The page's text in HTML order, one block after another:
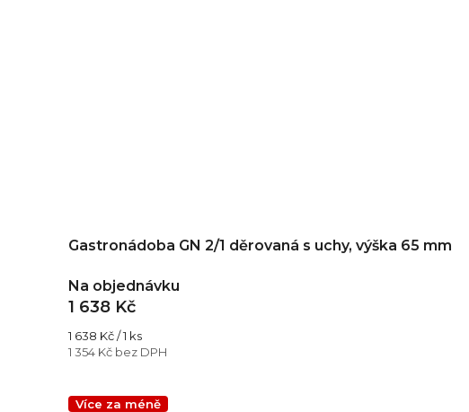
Gastronádoba GN 2/1 děrovaná s uchy, výška 65 mm
Na objednávku
1 354 Kč bez DPH
1 638 Kč
Měrná
cena:
1 638 Kč / 1 ks
Více za méně